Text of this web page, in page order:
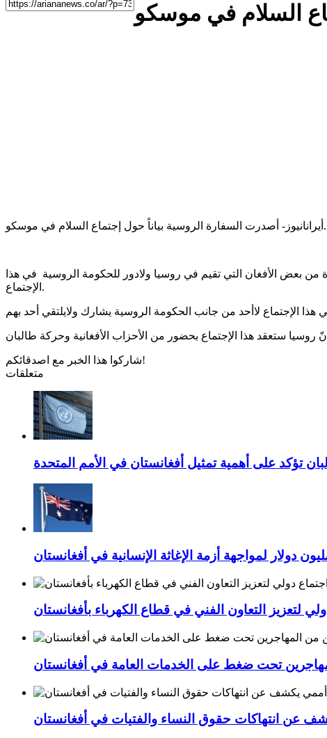
السلام في موسكو
حول إجتماع السلام في موسكو..
من بعض الأفغان التي تقيم في روسيا ولادور للحكومة الروسية في هذا
الإجتماع.
شاركوا هذا الخبر مع اصدقائكم!
متعلقات
تؤكد على أهمية تمثيل أفغانستان في الأمم المتحدة
لتعزيز التعاون الفني في قطاع الكهرباء بأفغانستان
تحت ضغط على الخدمات العامة في أفغانستان
عن انتهاكات حقوق النساء والفتيات في أفغانستان